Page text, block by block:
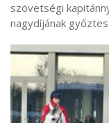
szövetségi
nagydíjának